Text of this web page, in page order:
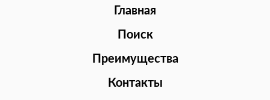
Главная
Поиск
Преимущества
Контакты